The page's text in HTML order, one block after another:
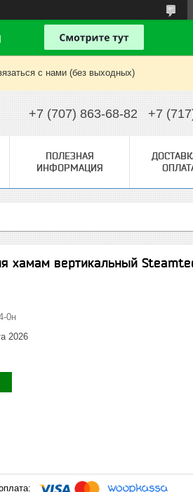
с нами (без выходных)
+7 (707) 863-68-82 +7
ПОЛЕЗНАЯ
ИНФОРМАЦИЯ
хамам вертикальный
0н
2026